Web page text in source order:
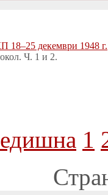
18–25 декември 1948 г.
Ч. 1 и 2.
1